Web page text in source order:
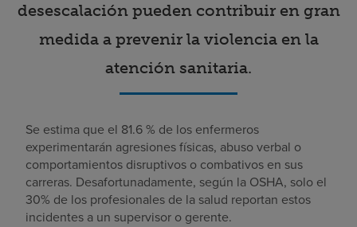
desescalación pueden contribuir en gran
medida a prevenir la violencia en la
atención sanitaria.
Se estima que el 81.6 % de los enfermeros
experimentarán agresiones físicas, abuso verbal o
comportamientos disruptivos o combativos en sus
carreras. Desafortunadamente, según la OSHA, solo el
30% de los profesionales de la salud reportan estos
incidentes a un supervisor o gerente.